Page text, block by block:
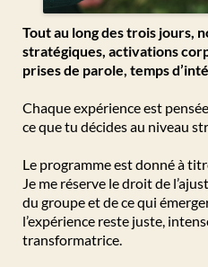
Tout au long des trois jours,
stratégiques, activations
prises de parole, temps
Chaque expérience est
ce que tu décides au niveau
Le programme est donné à
Je me réserve le droit de
du groupe et de ce qui
l’expérience reste juste,
transformatrice.